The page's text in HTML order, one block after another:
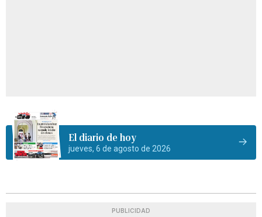
El diario de hoy
jueves, 6 de agosto de 2026
PUBLICIDAD